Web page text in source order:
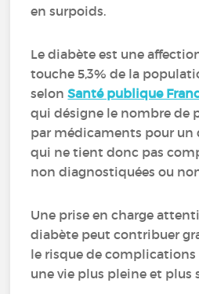
en surpoids.
Le diabète est une
touche 5,3% de la
selonSanté publique
qui désigne le nombre de
par médicaments pour un
qui ne tient donc pas
non diagnostiquées ou
Une prise en charge
diabète peut contribuer
le risque de complications
une vie plus pleine et plus